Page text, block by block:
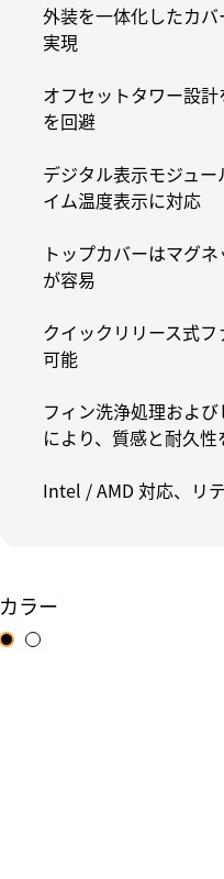
外装を一体化したカ
実現
オフセットタワー設
を回避
デジタル表示モジュ
イム温度表示に対応
トップカバーはマグ
が容易
クイックリリース式
可能
フィン洗浄処理およ
により、質感と耐久性
Intel / AMD 対応、リ
カラー